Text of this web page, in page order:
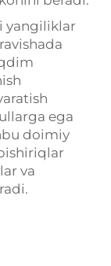
yangiliklar
ega
doimiy
va